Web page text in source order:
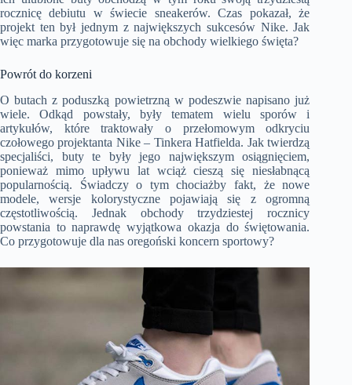
rocznicę debiutu w świecie sneakerów. Czas pokazał, że
projekt ten był jednym z największych sukcesów Nike. Jak
więc marka przygotowuje się na obchody wielkiego święta?
Powrót do korzeni
O butach z poduszką powietrzną w podeszwie napisano już
wiele. Odkąd powstały, były tematem wielu sporów i
artykułów, które traktowały o przełomowym odkryciu
czołowego projektanta Nike – Tinkera Hatfielda. Jak twierdzą
specjaliści, buty te były jego największym osiągnięciem,
ponieważ mimo upływu lat wciąż cieszą się niesłabnącą
popularnością. Świadczy o tym chociażby fakt, że nowe
modele, wersje kolorystyczne pojawiają się z ogromną
częstotliwością. Jednak obchody trzydziestej rocznicy
powstania to naprawdę wyjątkowa okazja do świętowania.
Co przygotowuje dla nas oregoński koncern sportowy?